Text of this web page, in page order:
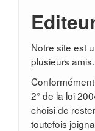
Notre site est
plusieurs amis.
2° de la loi
choisi de
toutefois